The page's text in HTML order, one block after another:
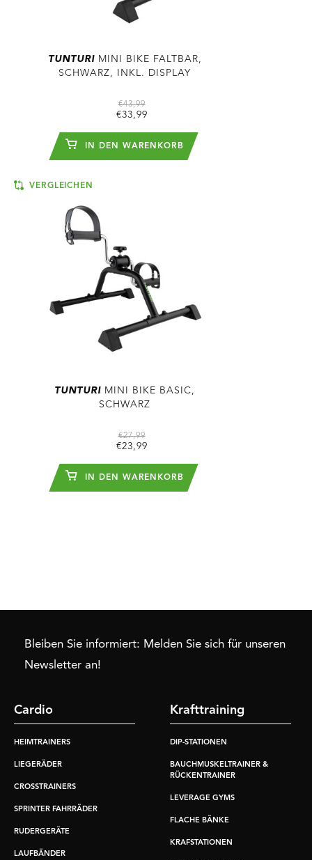
TUNTURIMINI BIKE FALTBAR,
SCHWARZ, INKL. DISPLAY
€43,99
€33,99
IN DEN WARENKORB
VERGLEICHEN
TUNTURI MINI BIKE BASIC,
SCHWARZ
€27,99
€23,99
IN DEN WARENKORB
Bleiben Sie informiert: Melden Sie sich für unseren
Newsletter an!
Cardio
HEIMTRAINERS
LIEGERÄDER
CROSSTRAINERS
SPRINTER FAHRRÄDER
RUDERGERÄTE
LAUFBÄNDER
Krafttraining
DIP-STATIONEN
BAUCHMUSKELTRAINER &
RÜCKENTRAINER
LEVERAGE GYMS
FLACHE BÄNKE
KRAFSTATIONEN